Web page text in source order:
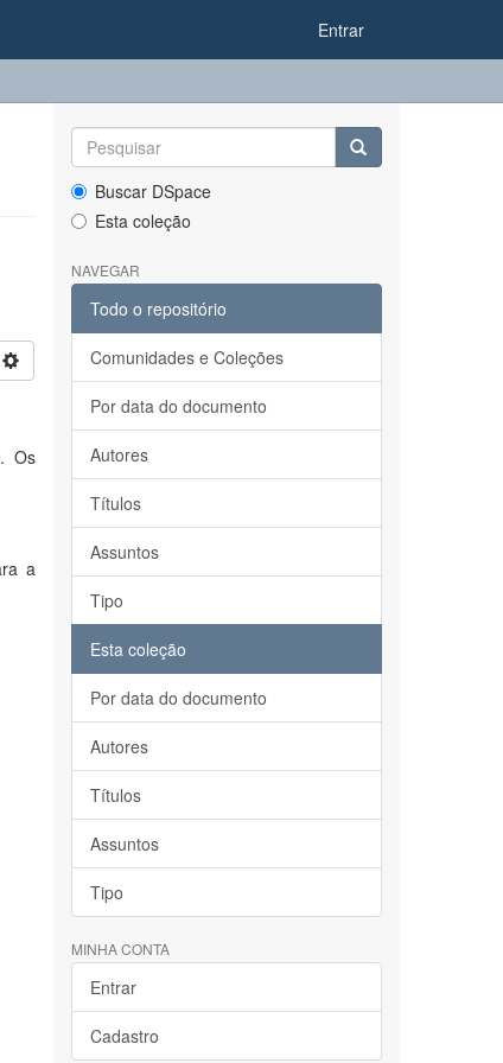
Entrar
Os
a
Buscar DSpace
Esta coleção
NAVEGAR
Todo o repositório
Comunidades e Coleções
Por data do documento
Autores
Títulos
Assuntos
Tipo
Esta coleção
Por data do documento
Autores
Títulos
Assuntos
Tipo
MINHA CONTA
Entrar
Cadastro